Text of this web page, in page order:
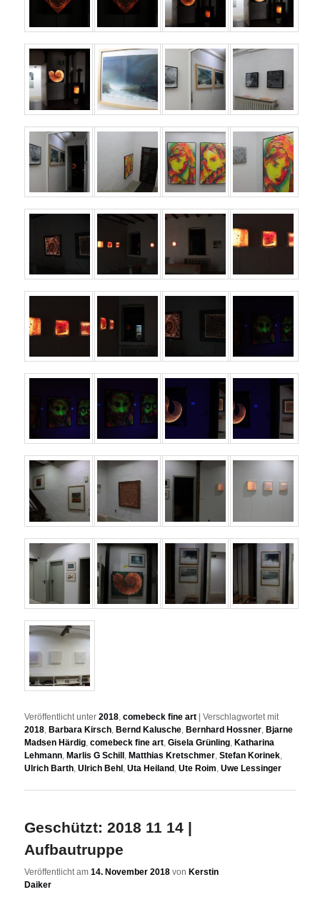
Veröffentlicht unter 2018,comebeck fine art |Verschlagwortet mit
2018, Barbara Kirsch, Bernd Kalusche, Bernhard Hossner, Bjarne
Madsen Härdig,comebeck fine art,Gisela Grünling, Katharina
Lehmann, Marlis G Schill , Matthias Kretschmer,Stefan Korinek,
Ulrich Barth,Ulrich Behl ,Uta Heiland ,Ute Roim,Uwe Lessinger
Geschützt: 2018 11 14 |
Aufbautruppe
Veröffentlicht am14. November 2018 vonKerstin
Daiker